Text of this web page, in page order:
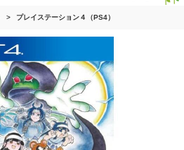
プレイステーション４（PS4）